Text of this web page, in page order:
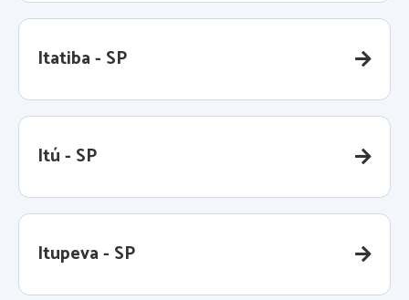
Itatiba - SP
Itú - SP
Itupeva - SP